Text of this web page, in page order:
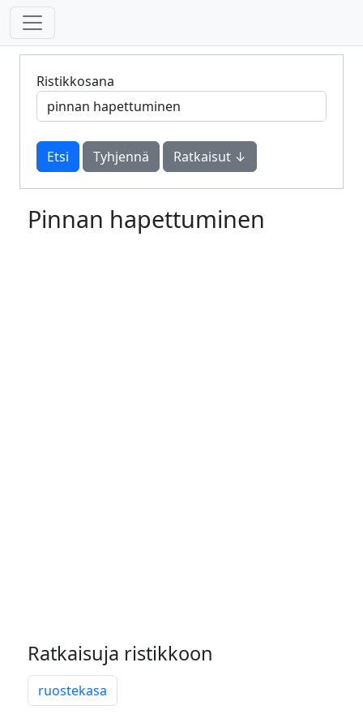
Ristikkosana
Tyhjennä Ratkaisut ↓
Pinnan hapettuminen
Ratkaisuja ristikkoon
ruostekasa